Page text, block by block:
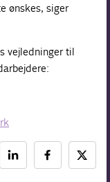
ønskes, siger
vejledninger til